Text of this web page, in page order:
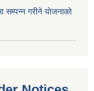
गरीने याेजनाकाे